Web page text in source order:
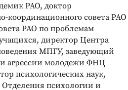
РАО, доктор
координационного совета РАО
РАО по проблемам
директор Центра
МПГУ, заведующий
и агрессии молодежи ФНЦ
психологических наук,
психологии и